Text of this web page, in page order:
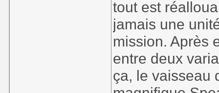
tout est
jamais une
mission. Après
entre deux
ça, le vaisseau